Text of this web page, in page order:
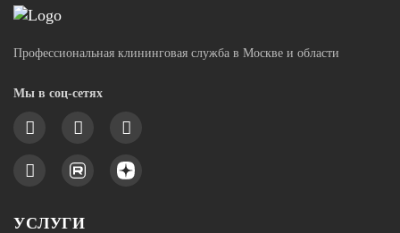
Профессиональная клининговая служба в Москве и области
Мы в соц-сетях
УСЛУГИ